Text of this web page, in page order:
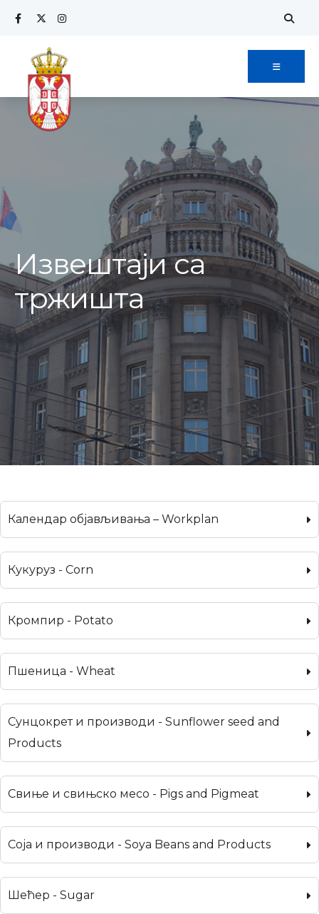
Извештаји са
тржишта
Календар објављивања – Workplan
Кукуруз - Corn
Кромпир - Potato
Пшеница - Wheat
Сунцокрет и производи - Sunflower seed and
Products
Свиње и свињско месо - Pigs and Pigmeat
Соја и производи - Soya Beans and Products
Шећер - Sugar